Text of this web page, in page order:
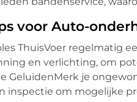
voor Auto-
ThuisVoer regelmatig
en verlichting, om
GeluidenMerk je
inspectie om mogelijke